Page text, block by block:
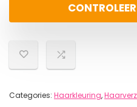
Categories: Haarkleuring,